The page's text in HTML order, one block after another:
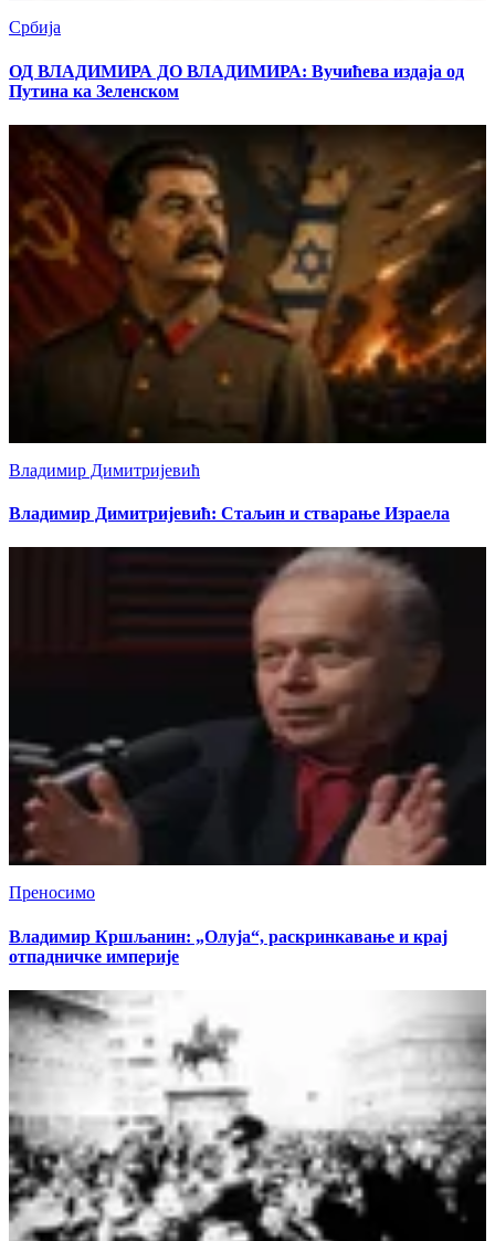
Србија
ОД ВЛАДИМИРА ДО ВЛАДИМИРА: Вучићева издаја од
Путина ка Зеленском
Владимир Димитријевић
Владимир Димитријевић: Стаљин и стварање Израела
Преносимо
Владимир Кршљанин: „Олуја“, раскринкавање и крај
отпадничке империје